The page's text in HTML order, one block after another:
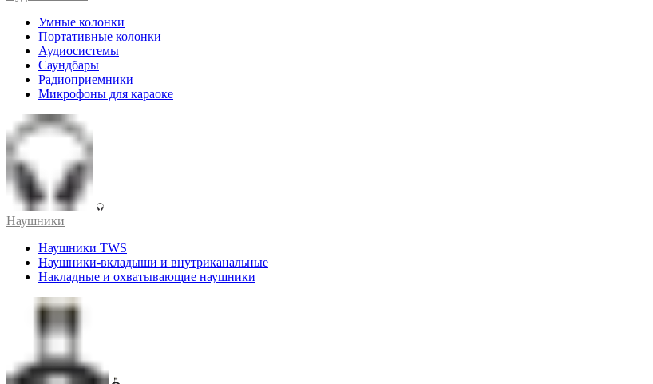
Умные колонки
Портативные колонки
Аудиосистемы
Саундбары
Радиоприемники
Микрофоны для караоке
Наушники
Наушники TWS
Наушники-вкладыши и внутриканальные
Накладные и охватывающие наушники